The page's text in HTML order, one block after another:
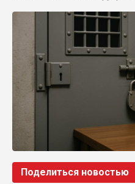
Поделиться новостью